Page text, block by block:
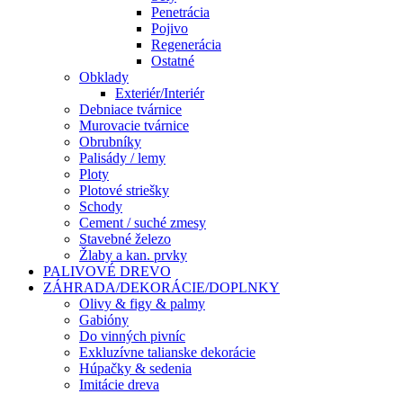
Penetrácia
Pojivo
Regenerácia
Ostatné
Obklady
Exteriér/Interiér
Debniace tvárnice
Murovacie tvárnice
Obrubníky
Palisády / lemy
Ploty
Plotové striešky
Schody
Cement / suché zmesy
Stavebné železo
Žlaby a kan. prvky
PALIVOVÉ DREVO
ZÁHRADA/DEKORÁCIE/DOPLNKY
Olivy & figy & palmy
Gabióny
Do vinných pivníc
Exkluzívne talianske dekorácie
Húpačky & sedenia
Imitácie dreva